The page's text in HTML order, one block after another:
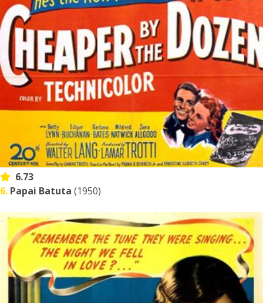
6.73
6. Papai Batuta (1950)